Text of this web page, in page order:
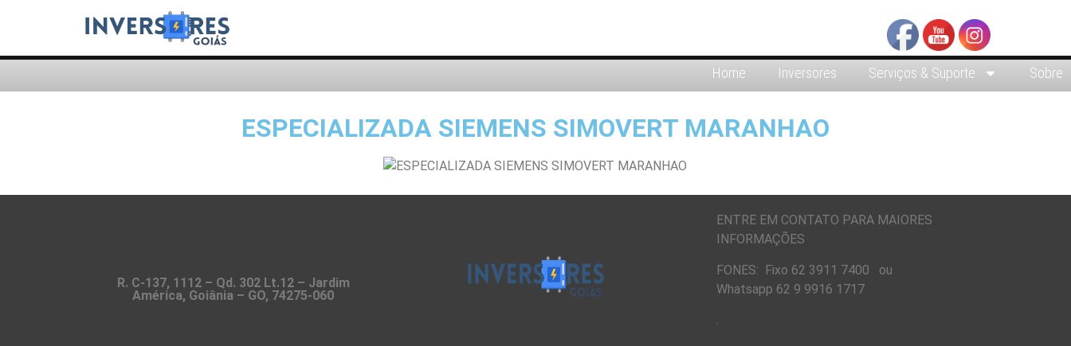
Home Inversores Serviços & Suporte Sobre
ESPECIALIZADA SIEMENS SIMOVERT MARANHAO
R. C-137, 1112 – Qd. 302 Lt.12 – Jardim
América, Goiânia – GO, 74275-060
ENTRE EM CONTATO PARA MAIORES
INFORMAÇÕES
FONES: Fixo 62 3911 7400 ou
Whatsapp 62 9 9916 1717
.